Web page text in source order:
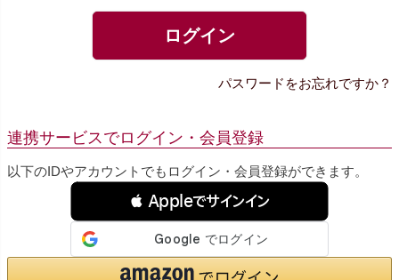
ログイン
パスワードをお忘れですか？
連携サービスでログイン・会員登録
以下のIDやアカウントでもログイン・会員登録ができます。
 Appleでサインイン